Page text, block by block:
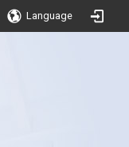
Language